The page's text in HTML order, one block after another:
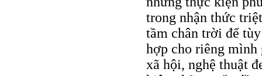
trong nhận thức
tầm chân trời để
hợp cho riêng
xã hội, nghệ thuật